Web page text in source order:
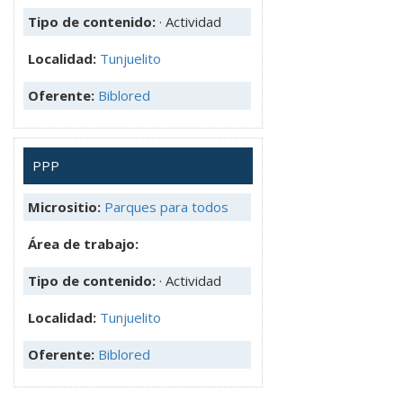
Tipo de contenido: · Actividad
Localidad: Tunjuelito
Oferente: Biblored
PPP
Micrositio: Parques para todos
Área de trabajo:
Tipo de contenido: · Actividad
Localidad: Tunjuelito
Oferente: Biblored